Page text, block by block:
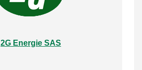
2G Energie SAS